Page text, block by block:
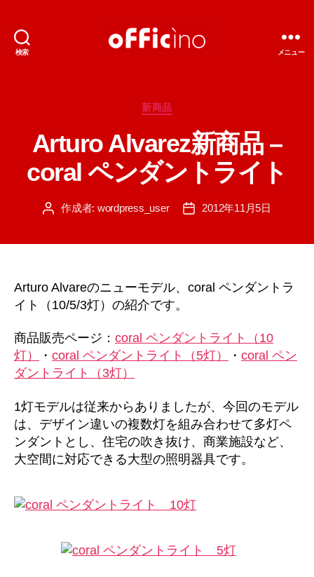
検索
明
オ
フ
ィ
チ
ノ
メニュー
カ
ゴ
リ
ー
新商品
Arturo Alvarez新商品 –
coral ペンダントライト
投 作成者: wordpress_user
投
2012年11月5日
Arturo Alvareのニューモデル、coral ペンダントラ
イト（10/5/3灯）の紹介です。
商品販売ページ： coral ペンダントライト（10
灯）
・ coral ペンダントライト（5灯） ・ coral ペン
ダントライト（3灯）
1灯モデルは従来からありましたが、今回のモデル
は、デザイン違いの複数灯を組み合わせて多灯ペ
ンダントとし、住宅の吹き抜け、商業施設など、
大空間に対応できる大型の照明器具です。